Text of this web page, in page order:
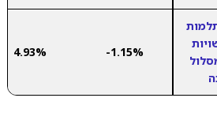
-1.15%
4.93%